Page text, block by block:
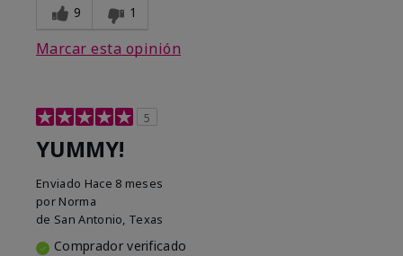
9 1
Marcar esta opinión
5
YUMMY!
Enviado Hace 8 meses
por Norma
de San Antonio, Texas
Comprador verificado